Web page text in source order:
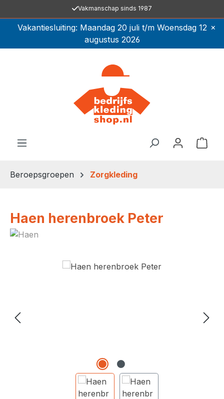
Ga naar de hoofdinhoudVakmanschap sinds 1987
Vakantiesluiting: Maandag 20 juli t/m Woensdag 12
augustus 2026
×
Beroepsgroepen Zorgkleding
Haen herenbroek Peter
Afbeeldingengalerij overslaan